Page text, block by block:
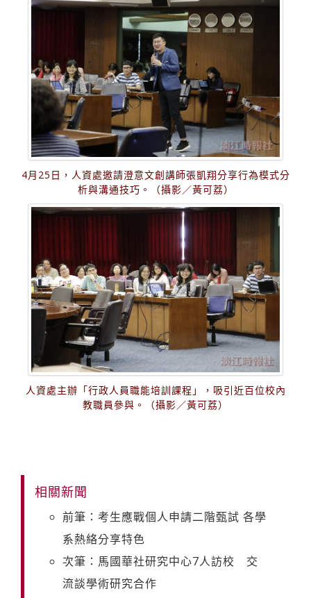
4月25日，人資處邀請澄意文創講師張凱翔分享行為模式分
析與溝通技巧。（攝影／黃可荔）
人資處主辦「行政人員職能培訓課程」，吸引近百位校內
教職員參與。（攝影／黃可荔）
相關新聞
前筆：考生應戰個人申請二階甄試 各學
系熱絡分享特色
次筆：馬國華社研究中心7人訪校 交
流談學術研究合作